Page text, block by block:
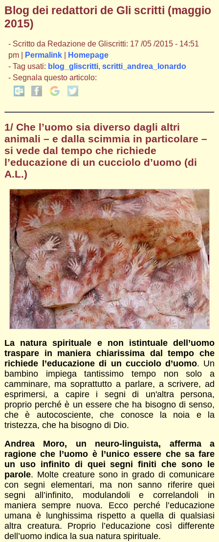
Blog dei redattori de Gli scritti (maggio
2015)
- Scritto da Redazione de Gliscritti: 17 /05 /2015 - 14:51
pm |
Permalink|
Homepage
- Tag usati: blog_gliscritti, scritti_andrea_lonardo
- Segnala questo articolo:
1/ Che l’uomo sia diverso dagli altri
animali – e dalla scimmia in particolare –
si vede dal tempo che richiede
l’educazione di un cucciolo d’uomo (di
A.L.)
La natura spirituale e non istintuale dell’uomo
traspare in maniera chiarissima dal tempo che
richiede l’educazione di un cucciolo d’uomo. Un
bambino impiega tantissimo tempo non solo a
camminare, ma soprattutto a parlare, a scrivere, ad
esprimersi, a capire i segni di un'altra persona,
proprio perché è un essere che ha bisogno di senso,
che è autocosciente, che conosce la noia e la
tristezza, che ha bisogno di Dio.
Andrea Moro, un neuro-linguista, afferma a
ragione che l’uomo è l’unico essere che sa fare
un uso infinito di quei segni finiti che sono le
parole. Molte creature sono in grado di comunicare
con segni elementari, ma non sanno riferire quei
segni all’infinito, modulandoli e correlandoli in
maniera sempre nuova. Ecco perché l’educazione
umana è lunghissima rispetto a quella di qualsiasi
altra creatura. Proprio l’educazione così differente
dell’uomo indica la sua natura spirituale.